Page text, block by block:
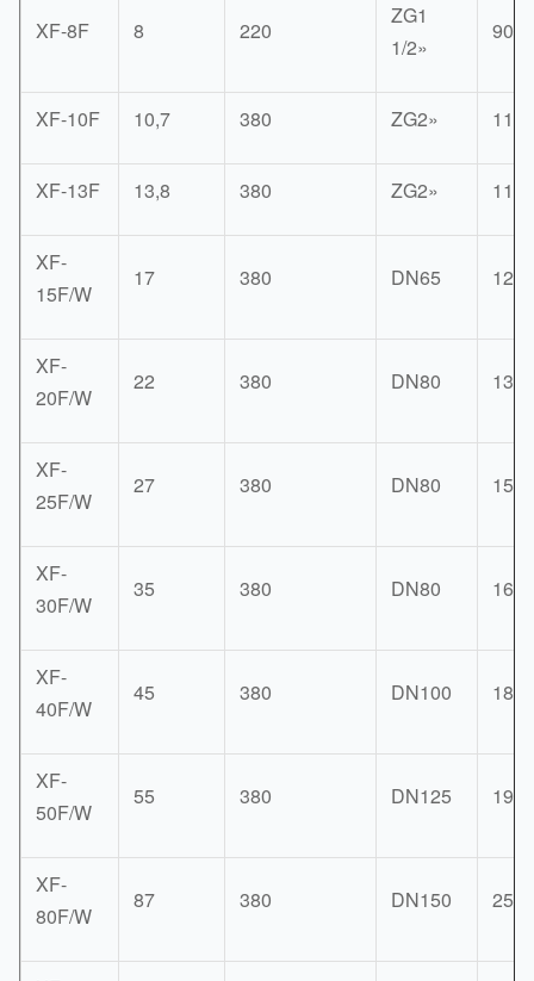
XF-8F 8 220
ZG1
1/2»
XF-10F 10,7 380 ZG2»
XF-13F 13,8 380 ZG2»
XF-
15F/W
17 380 DN65
XF-
20F/W
22 380 DN80
XF-
25F/W
27 380 DN80
XF-
30F/W
35 380 DN80
XF-
40F/W
45 380 DN100
XF-
50F/W
55 380 DN125
XF-
80F/W
87 380 DN150